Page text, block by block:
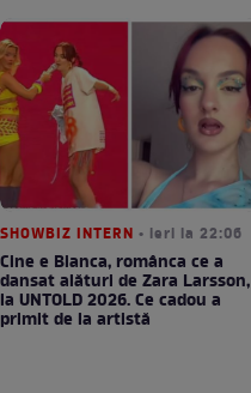
SHOWBIZ INTERN • ieri la 22:06
Cine e Bianca, românca ce a
dansat alături de Zara Larsson,
la UNTOLD 2026. Ce cadou a
primit de la artistă